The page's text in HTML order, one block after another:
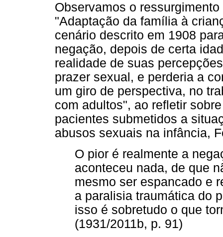
Observamos o
"Adaptação da família à
cenário descrito em 1908
negação, depois de certa
realidade de suas
prazer sexual, e perderia a
um giro de perspectiva, no
com adultos", ao refletir
pacientes submetidos a
abusos sexuais na infância,
O pior é realmente a
aconteceu nada, de que
mesmo ser espancado e
a paralisia traumática do
isso é sobretudo o que
(1931/2011b, p. 91)